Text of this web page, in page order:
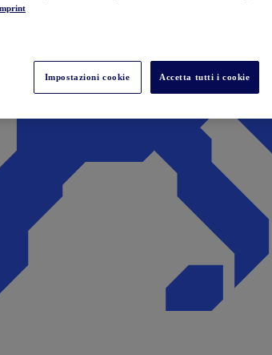
Impostazioni cookie Accetta tutti i cookie